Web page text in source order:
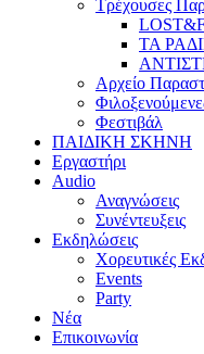
Τρέχουσες
ΤΑ
Αρχείο
Φεστιβάλ
ΠΑΙΔΙΚΗ ΣΚΗΝΗ
Εργαστήρι
Audio
Αναγνώσεις
Συνέντευξεις
Εκδηλώσεις
Χορευτικές
Εvents
Party
Nέα
Επικοινωνία